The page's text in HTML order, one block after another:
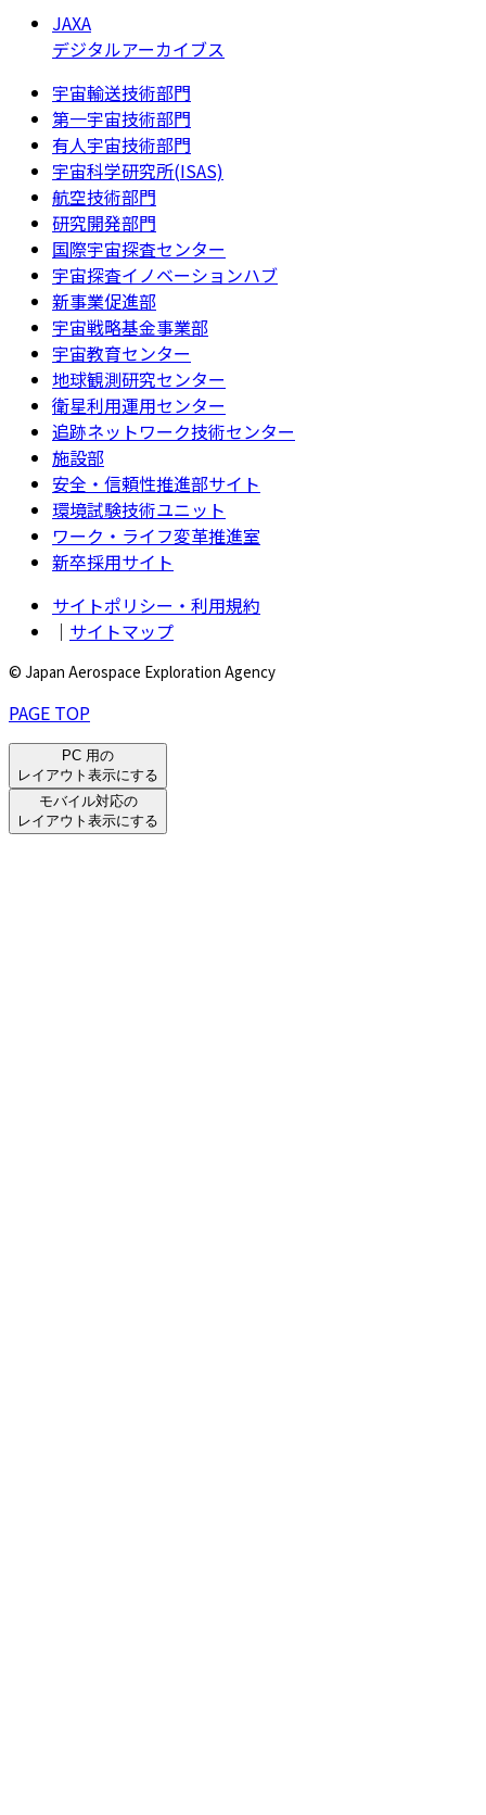
JAXA
デジタルアーカイブス
宇宙輸送技術部門
第一宇宙技術部門
有人宇宙技術部門
宇宙科学研究所(ISAS)
航空技術部門
研究開発部門
国際宇宙探査センター
宇宙探査イノベーションハブ
新事業促進部
宇宙戦略基金事業部
宇宙教育センター
地球観測研究センター
衛星利用運用センター
追跡ネットワーク技術センター
施設部
安全・信頼性推進部サイト
環境試験技術ユニット
ワーク・ライフ変革推進室
新卒採用サイト
サイトポリシー・利用規約
｜ サイトマップ
© Japan Aerospace Exploration Agency
PAGE TOP
PC 用の
レイアウト表示にする
モバイル対応の
レイアウト表示にする